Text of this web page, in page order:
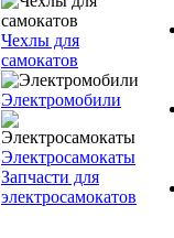
Чехлы для
самокатов
Электромобили
Электросамокаты
Запчасти для
электросамокатов